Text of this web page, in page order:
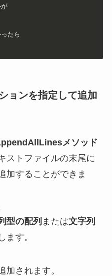
たら
ョンを指定して追加
メソッド
ストファイルの末尾に
加することができま
型の配列 または文字列
ます。
加されます。